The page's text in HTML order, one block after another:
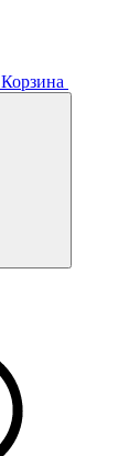
Корзина